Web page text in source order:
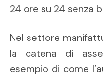
24 ore su 24 senza
Nel settore
la catena di
esempio di come